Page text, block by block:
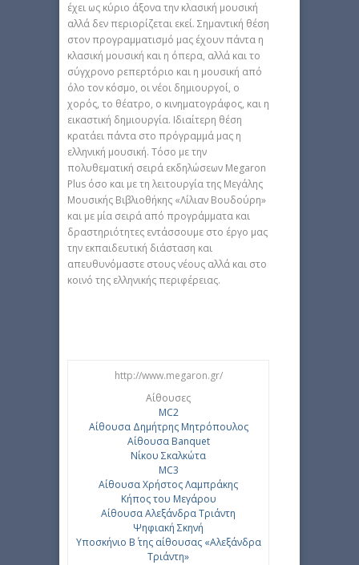
έχει ως κύριο άξονα την κλασική μουσική
αλλά δεν περιορίζεται εκεί. Σημαντική θέση
στον προγραμματισμό μας έχουν πάντα η
κλασική μουσική και η όπερα, αλλά και το
σύγχρονο ρεπερτόριο και η μουσική από
όλο τον κόσμο, οι νέοι δημιουργοί, ο
χορός, το θέατρο, ο κινηματογράφος, και η
εικαστική δημιουργία. Ιδιαίτερη θέση
κρατάει πάντα στο πρόγραμμά μας η
ελληνική μουσική. Τόσο με την
πολυθεματική σειρά εκδηλώσεων Megaron
Plus όσο και με τη λειτουργία της Μεγάλης
Μουσικής Βιβλιοθήκης «Λίλιαν Βουδούρη»
και με μία σειρά από προγράμματα και
δραστηριότητες εντάσσουμε στο έργο μας
την εκπαιδευτική διάσταση και
απευθυνόμαστε στους νέους αλλά και στο
κοινό της ελληνικής περιφέρειας.
http://www.megaron.gr/
Αίθουσες
MC2
Αίθουσα Δημήτρης Μητρόπουλος
Αίθουσα Banquet
Νίκου Σκαλκώτα
MC3
Aίθουσα Χρήστος Λαμπράκης
Κήπος του Μεγάρου
Αίθουσα Αλεξάνδρα Τριάντη
Ψηφιακή Σκηνή
Υποσκήνιο Β΄ της αίθουσας «Αλεξάνδρα
Τριάντη»